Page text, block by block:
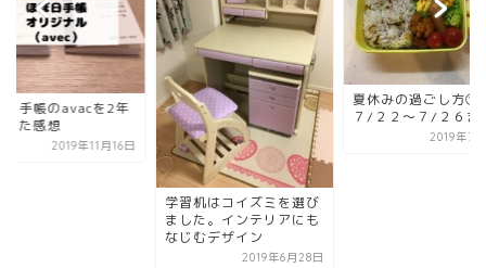
日手帳のavacを2年
った感想
2019年11月16日
学習机はコイズミを選び
ました。インテリアにも
なじむデザイン
2019年6月28日
夏休みの過ごし
７/２２～７/２６ま
2019年7